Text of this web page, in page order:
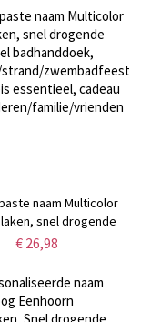
Eid-cadeau voor
islamitische vrienden
naam Multicolor
snel drogende
badhanddoek,
essentieel, cadeau
familie/vrienden
€ 26,98